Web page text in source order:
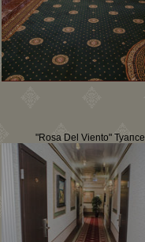
"Rosa Del Viento" Туапсе